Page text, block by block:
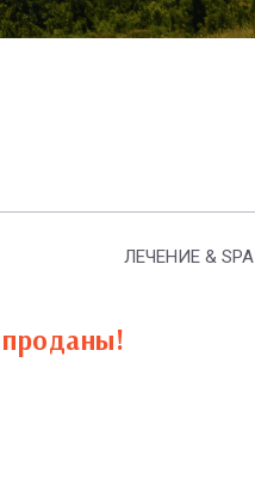
ЛЕЧЕНИЕ & SPA